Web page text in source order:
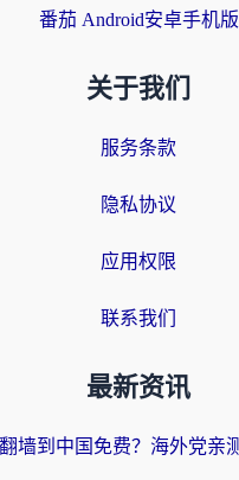
番茄 Android安卓手机版
关于我们
服务条款
隐私协议
应用权限
联系我们
最新资讯